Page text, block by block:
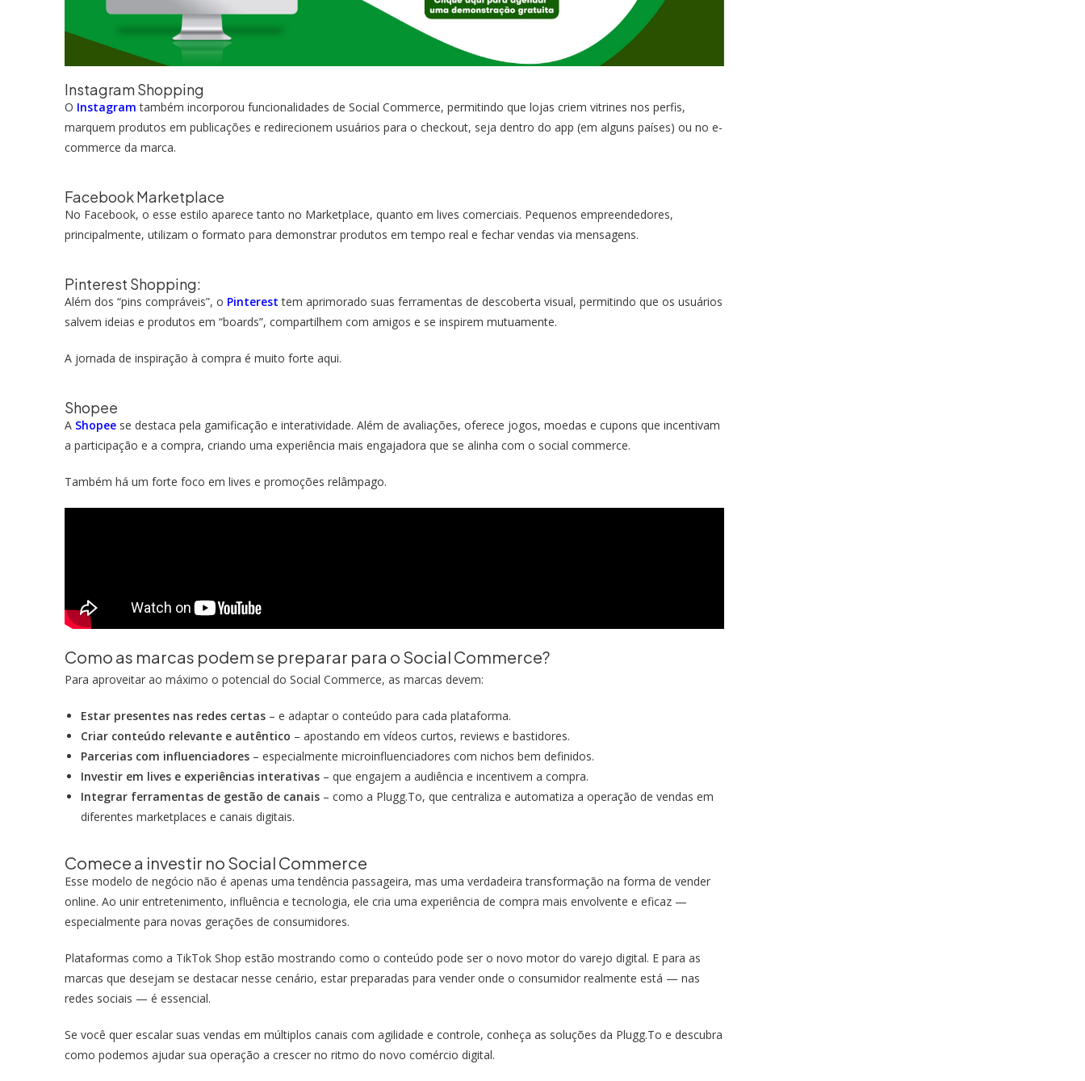
Instagram Shopping
O Instagram também incorporou funcionalidades de Social Commerce, permitindo que lojas criem vitrines nos perfis,
marquem produtos em publicações e redirecionem usuários para o checkout, seja dentro do app (em alguns países) ou no e-
commerce da marca.
Facebook Marketplace
No Facebook, o esse estilo aparece tanto no Marketplace, quanto em lives comerciais. Pequenos empreendedores,
principalmente, utilizam o formato para demonstrar produtos em tempo real e fechar vendas via mensagens.
Pinterest Shopping:
Além dos “pins compráveis”, o Pinterest tem aprimorado suas ferramentas de descoberta visual, permitindo que os usuários
salvem ideias e produtos em “boards”, compartilhem com amigos e se inspirem mutuamente.
A jornada de inspiração à compra é muito forte aqui.
Shopee
A Shopee se destaca pela gamificação e interatividade. Além de avaliações, oferece jogos, moedas e cupons que incentivam
a participação e a compra, criando uma experiência mais engajadora que se alinha com o social commerce.
Também há um forte foco em lives e promoções relâmpago.
Como as marcas podem se preparar para o Social Commerce?
Para aproveitar ao máximo o potencial do Social Commerce, as marcas devem:
Estar presentes nas redes certas – e adaptar o conteúdo para cada plataforma.
Criar conteúdo relevante e autêntico – apostando em vídeos curtos, reviews e bastidores.
Parcerias com influenciadores – especialmente microinfluenciadores com nichos bem definidos.
Investir em lives e experiências interativas – que engajem a audiência e incentivem a compra.
Integrar ferramentas de gestão de canais – como a Plugg.To, que centraliza e automatiza a operação de vendas em
diferentes marketplaces e canais digitais.
Comece a investir no Social Commerce
Esse modelo de negócio não é apenas uma tendência passageira, mas uma verdadeira transformação na forma de vender
online. Ao unir entretenimento, influência e tecnologia, ele cria uma experiência de compra mais envolvente e eficaz —
especialmente para novas gerações de consumidores.
Plataformas como a TikTok Shop estão mostrando como o conteúdo pode ser o novo motor do varejo digital. E para as
marcas que desejam se destacar nesse cenário, estar preparadas para vender onde o consumidor realmente está — nas
redes sociais — é essencial.
Se você quer escalar suas vendas em múltiplos canais com agilidade e controle, conheça as soluções da Plugg.To e descubra
como podemos ajudar sua operação a crescer no ritmo do novo comércio digital.